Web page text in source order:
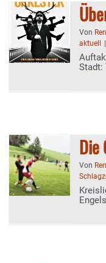
Von
aktuell
Stadt:
Die
Von